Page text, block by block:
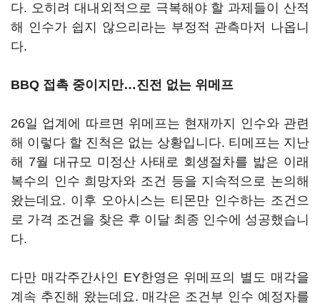
다. 오히려 대내외적으로 극복해야 할 과제들이 산적
해 인수가 쉽지 않으리라는 부정적 관측마저 나옵니
다.
BBQ 접촉 중이지만…진전 없는 위메프
26일 업계에 따르면 위메프는 현재까지 인수와 관련
해 이렇다 할 진척은 없는 상황입니다. 티메프는 지난
해 7월 대규모 미정산 사태로 회생절차를 밟은 이래
복수의 인수 희망자와 조건 등을 지속적으로 논의해
왔는데요. 이후 오아시스는 티몬만 인수하는 조건으
로 가격 조건을 찾은 후 이달 최종 인수에 성공했습니
다.
다만 매각주간사인 EY한영은 위메프의 별도 매각을
계속 추진해 왔는데요. 매각은 조건부 인수 예정자를